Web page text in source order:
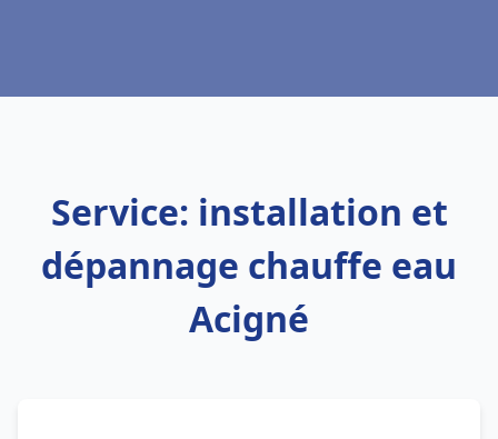
Service: installation et
dépannage chauffe eau
Acigné